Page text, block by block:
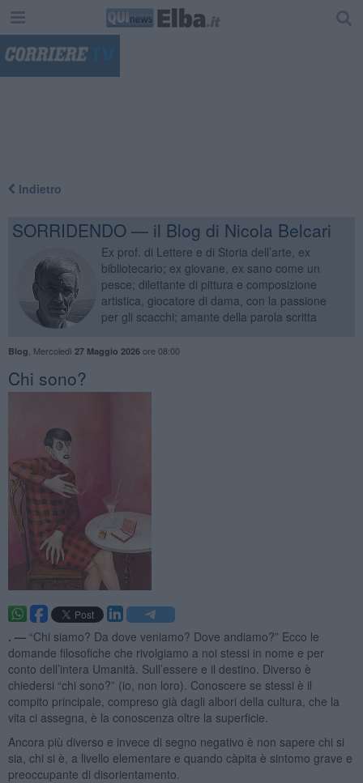
Indietro
SORRIDENDO — il Blog di Nicola Belcari
Ex prof. di Lettere e di Storia dell’arte, ex
bibliotecario; ex giovane, ex sano come un
pesce; dilettante di pittura e composizione
artistica, giocatore di dama, con la passione
per gli scacchi; amante della parola scritta
Blog Mercoledì 27 Maggio 2026ore 08:00
Chi sono?
. — “Chi siamo? Da dove veniamo? Dove andiamo?” Ecco le
domande filosofiche che rivolgiamo a noi stessi in nome e per
conto dell’intera Umanità. Sull’essere e il destino. Diverso è
chiedersi “chi sono?” (io, non loro). Conoscere se stessi è il
compito principale, compreso già dagli albori della cultura, che la
vita ci assegna, è la conoscenza oltre la superficie.
Ancora più diverso e invece di segno negativo è non sapere chi si
sia, chi si è, a livello elementare e quando càpita è sintomo grave e
preoccupante di disorientamento.